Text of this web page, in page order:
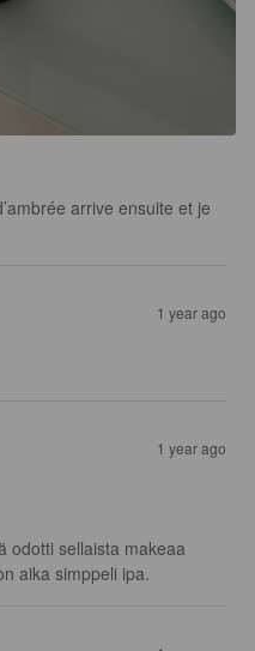
arrive ensuite et je
1 year ago
1 year ago
odotti sellaista makeaa
aika simppeli ipa.